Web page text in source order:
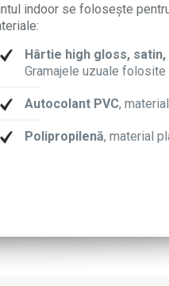
indoor se foloseşte
Hârtie high gloss, satin,
Gramajele uzuale folosite
Autocolant PVC,
Polipropilenă, material